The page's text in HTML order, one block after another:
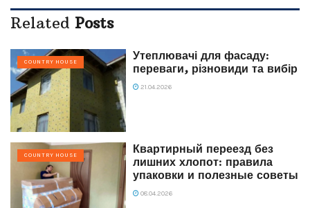
Related Posts
COUNTRY HOUSE
Утеплювачі для фасаду:
переваги, різновиди та вибір
21.04.2026
COUNTRY HOUSE
Квартирный переезд без
лишних хлопот: правила
упаковки и полезные советы
08.04.2026